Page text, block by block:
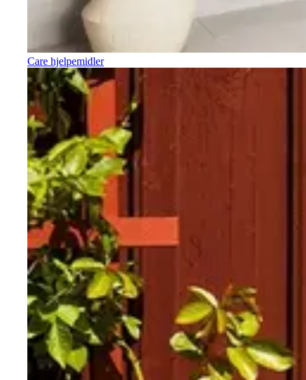
Care hjelpemidler